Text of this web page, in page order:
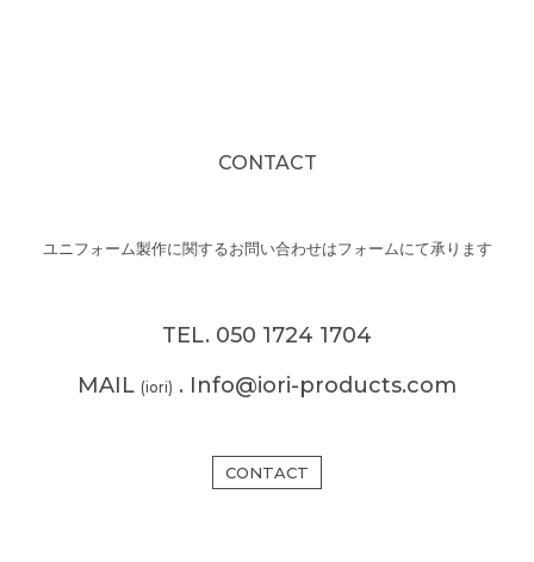
CONTACT
ユニフォーム製作に関するお問い合わせはフォームにて承ります
TEL. 050 1724 1704
MAIL (iori) . Info@iori-products.com
CONTACT